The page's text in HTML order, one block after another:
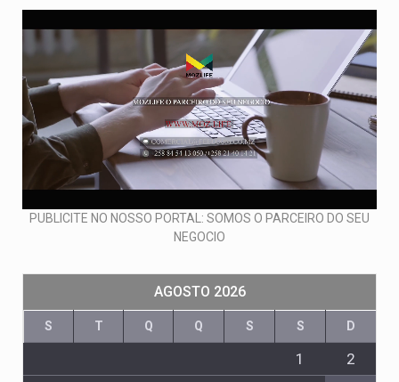
PUBLICITE NO NOSSO PORTAL: SOMOS O PARCEIRO DO SEU
NEGOCIO
AGOSTO 2026
S T Q Q S S D
1
2